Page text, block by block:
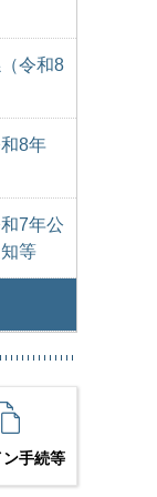
令和8
8年
7年公
等
手続等